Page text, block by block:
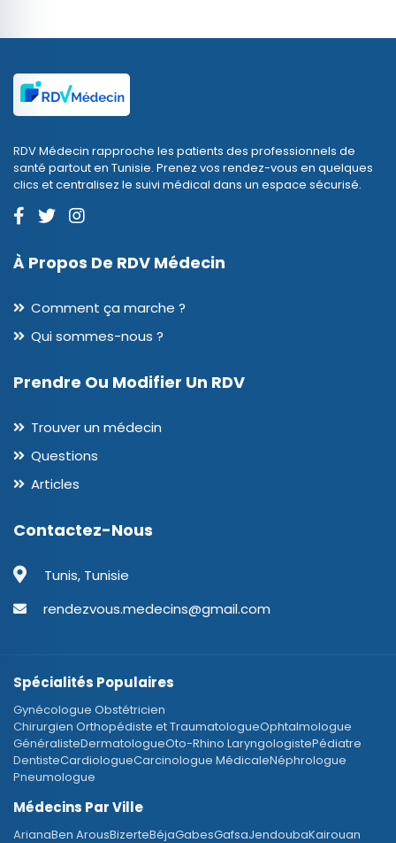
RDV Médecin rapproche les patients des professionnels de
santé partout en Tunisie. Prenez vos rendez-vous en quelques
clics et centralisez le suivi médical dans un espace sécurisé.
À Propos De RDV Médecin
Comment ça marche ?
Qui sommes-nous ?
Prendre Ou Modifier Un RDV
Trouver un médecin
Questions
Articles
Contactez-Nous
Tunis, Tunisie
rendezvous.medecins@gmail.com
Spécialités Populaires
Gynécologue Obstétricien
Chirurgien Orthopédiste et TraumatologueOphtalmologue
GénéralisteDermatologueOto-Rhino LaryngologistePédiatre
DentisteCardiologueCarcinologue MédicaleNéphrologue
Pneumologue
Médecins Par Ville
ArianaBen ArousBizerteBéjaGabesGafsaJendoubaKairouan